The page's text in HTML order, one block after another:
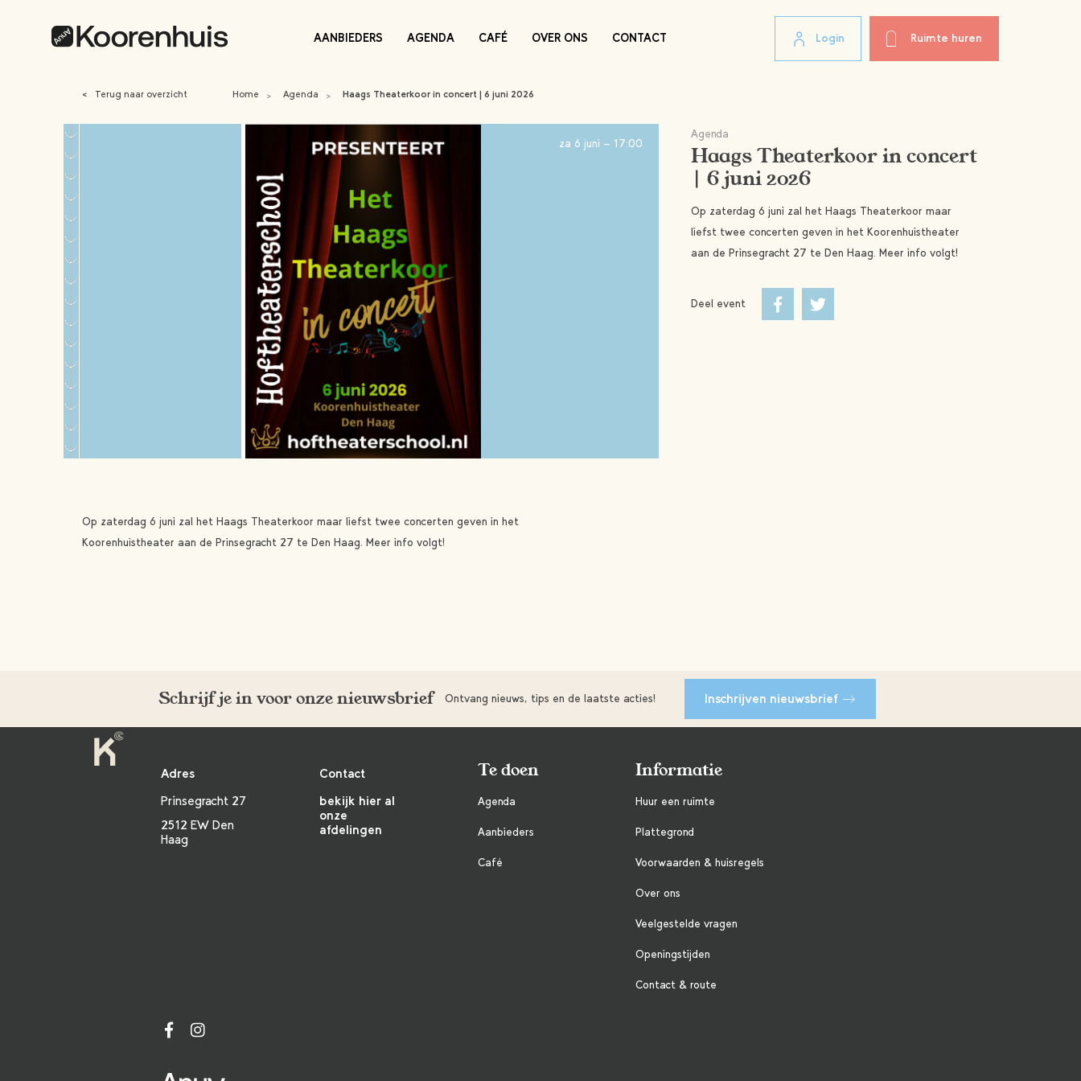
AANBIEDERS AGENDA CAFÉ OVER ONS CONTACT Login Ruimte huren
< Terug naar overzicht Home > Agenda > Haags Theaterkoor in concert | 6 juni 2026
za 6 juni - 17:00
Agenda
Haags Theaterkoor in concert
| 6 juni 2026
Op zaterdag 6 juni zal het Haags Theaterkoor maar
liefst twee concerten geven in het Koorenhuistheater
aan de Prinsegracht 27 te Den Haag. Meer info volgt!
Deel event
Op zaterdag 6 juni zal het Haags Theaterkoor maar liefst twee concerten geven in het
Koorenhuistheater aan de Prinsegracht 27 te Den Haag. Meer info volgt!
Schrijf je in voor onze nieuwsbrief Ontvang nieuws, tips en de laatste acties! Inschrijven nieuwsbrief
Adres
Prinsegracht 27
2512 EW Den
Haag
Contact
bekijk hier al
onze
afdelingen
Te doen
Agenda
Aanbieders
Café
Informatie
Huur een ruimte
Plattegrond
Voorwaarden & huisregels
Over ons
Veelgestelde vragen
Openingstijden
Contact & route